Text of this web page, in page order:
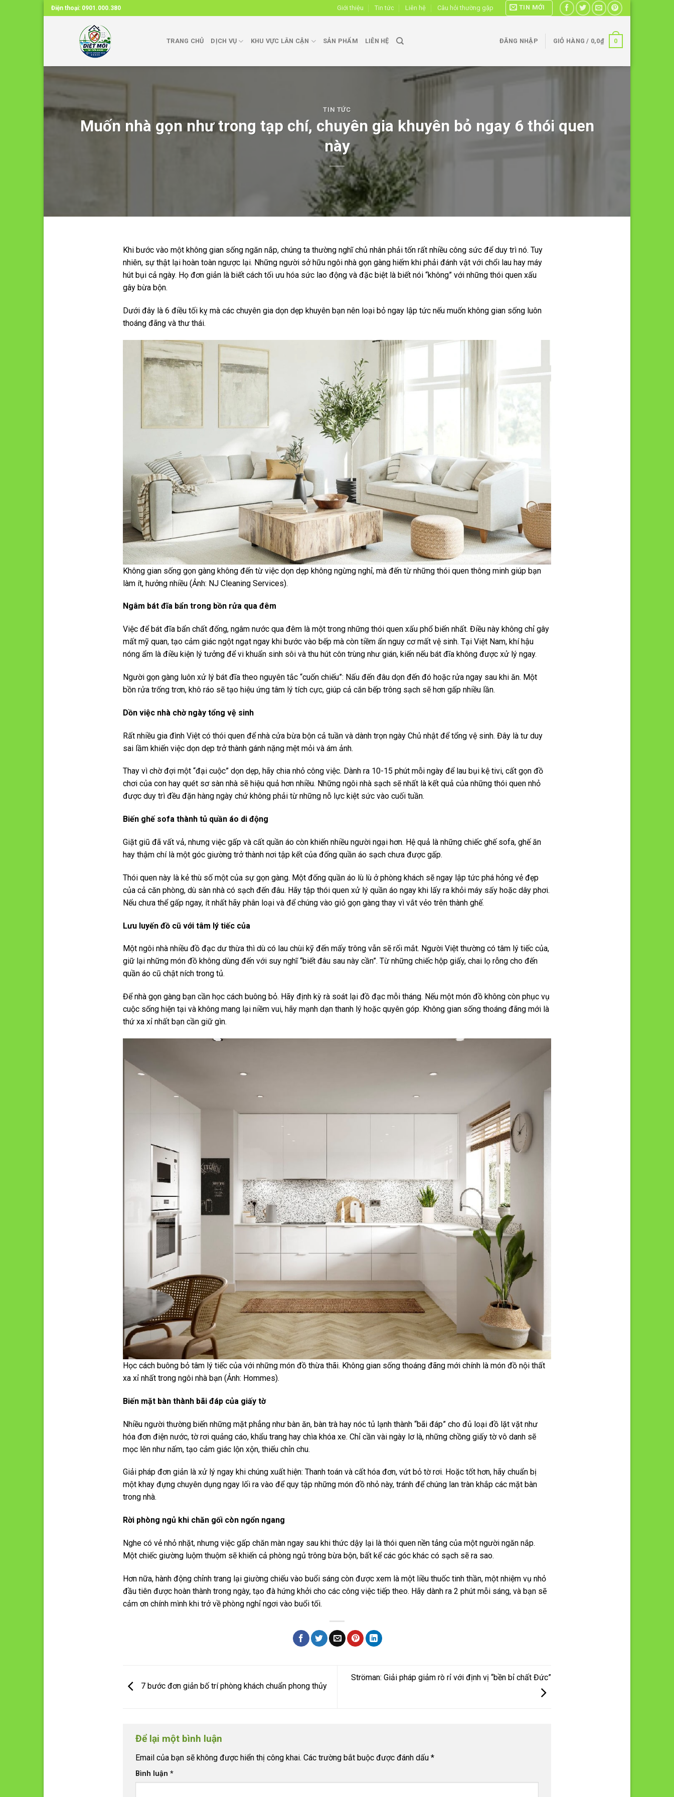
Skip
to
Điện thoại: 0901.000.380 Giới thiệu Tin tức Liên hệ Câu hỏi thường gặp TIN MỚI
TRANG CHỦ DỊCH VỤ KHU VỰC LÂN CẬN SẢN PHẨM LIÊN HỆ ĐĂNG NHẬP GIỎ HÀNG / 0,0₫ 0
TIN TỨC
Muốn nhà gọn như trong tạp chí, chuyên gia khuyên bỏ ngay 6 thói quen
này
Khi bước vào một không gian sống ngăn nắp, chúng ta thường nghĩ chủ nhân phải tốn rất nhiều công sức để duy trì nó. Tuy
nhiên, sự thật lại hoàn toàn ngược lại. Những người sở hữu ngôi nhà gọn gàng hiếm khi phải đánh vật với chổi lau hay máy
hút bụi cả ngày. Họ đơn giản là biết cách tối ưu hóa sức lao động và đặc biệt là biết nói “không” với những thói quen xấu
gây bừa bộn.
Dưới đây là 6 điều tối kỵ mà các chuyên gia dọn dẹp khuyên bạn nên loại bỏ ngay lập tức nếu muốn không gian sống luôn
thoáng đãng và thư thái.
Không gian sống gọn gàng không đến từ việc dọn dẹp không ngừng nghỉ, mà đến từ những thói quen thông minh giúp bạn
làm ít, hưởng nhiều (Ảnh: NJ Cleaning Services).
Ngâm bát đĩa bẩn trong bồn rửa qua đêm
Việc để bát đĩa bẩn chất đống, ngâm nước qua đêm là một trong những thói quen xấu phổ biến nhất. Điều này không chỉ gây
mất mỹ quan, tạo cảm giác ngột ngạt ngay khi bước vào bếp mà còn tiềm ẩn nguy cơ mất vệ sinh. Tại Việt Nam, khí hậu
nóng ẩm là điều kiện lý tưởng để vi khuẩn sinh sôi và thu hút côn trùng như gián, kiến nếu bát đĩa không được xử lý ngay.
Người gọn gàng luôn xử lý bát đĩa theo nguyên tắc “cuốn chiếu”: Nấu đến đâu dọn đến đó hoặc rửa ngay sau khi ăn. Một
bồn rửa trống trơn, khô ráo sẽ tạo hiệu ứng tâm lý tích cực, giúp cả căn bếp trông sạch sẽ hơn gấp nhiều lần.
Dồn việc nhà chờ ngày tổng vệ sinh
Rất nhiều gia đình Việt có thói quen để nhà cửa bừa bộn cả tuần và dành trọn ngày Chủ nhật để tổng vệ sinh. Đây là tư duy
sai lầm khiến việc dọn dẹp trở thành gánh nặng mệt mỏi và ám ảnh.
Thay vì chờ đợi một “đại cuộc” dọn dẹp, hãy chia nhỏ công việc. Dành ra 10-15 phút mỗi ngày để lau bụi kệ tivi, cất gọn đồ
chơi của con hay quét sơ sàn nhà sẽ hiệu quả hơn nhiều. Những ngôi nhà sạch sẽ nhất là kết quả của những thói quen nhỏ
được duy trì đều đặn hàng ngày chứ không phải từ những nỗ lực kiệt sức vào cuối tuần.
Biến ghế sofa thành tủ quần áo di động
Giặt giũ đã vất vả, nhưng việc gấp và cất quần áo còn khiến nhiều người ngại hơn. Hệ quả là những chiếc ghế sofa, ghế ăn
hay thậm chí là một góc giường trở thành nơi tập kết của đống quần áo sạch chưa được gấp.
Thói quen này là kẻ thù số một của sự gọn gàng. Một đống quần áo lù lù ở phòng khách sẽ ngay lập tức phá hỏng vẻ đẹp
của cả căn phòng, dù sàn nhà có sạch đến đâu. Hãy tập thói quen xử lý quần áo ngay khi lấy ra khỏi máy sấy hoặc dây phơi.
Nếu chưa thể gấp ngay, ít nhất hãy phân loại và để chúng vào giỏ gọn gàng thay vì vắt vẻo trên thành ghế.
Lưu luyến đồ cũ với tâm lý tiếc của
Một ngôi nhà nhiều đồ đạc dư thừa thì dù có lau chùi kỹ đến mấy trông vẫn sẽ rối mắt. Người Việt thường có tâm lý tiếc của,
giữ lại những món đồ không dùng đến với suy nghĩ “biết đâu sau này cần”. Từ những chiếc hộp giấy, chai lọ rỗng cho đến
quần áo cũ chật ních trong tủ.
Để nhà gọn gàng bạn cần học cách buông bỏ. Hãy định kỳ rà soát lại đồ đạc mỗi tháng. Nếu một món đồ không còn phục vụ
cuộc sống hiện tại và không mang lại niềm vui, hãy mạnh dạn thanh lý hoặc quyên góp. Không gian sống thoáng đãng mới là
thứ xa xỉ nhất bạn cần giữ gìn.
Học cách buông bỏ tâm lý tiếc của với những món đồ thừa thãi. Không gian sống thoáng đãng mới chính là món đồ nội thất
xa xỉ nhất trong ngôi nhà bạn (Ảnh: Hommes).
Biến mặt bàn thành bãi đáp của giấy tờ
Nhiều người thường biến những mặt phẳng như bàn ăn, bàn trà hay nóc tủ lạnh thành “bãi đáp” cho đủ loại đồ lặt vặt như
hóa đơn điện nước, tờ rơi quảng cáo, khẩu trang hay chìa khóa xe. Chỉ cần vài ngày lơ là, những chồng giấy tờ vô danh sẽ
mọc lên như nấm, tạo cảm giác lộn xộn, thiếu chỉn chu.
Giải pháp đơn giản là xử lý ngay khi chúng xuất hiện: Thanh toán và cất hóa đơn, vứt bỏ tờ rơi. Hoặc tốt hơn, hãy chuẩn bị
một khay đựng chuyên dụng ngay lối ra vào để quy tập những món đồ nhỏ này, tránh để chúng lan tràn khắp các mặt bàn
trong nhà.
Rời phòng ngủ khi chăn gối còn ngổn ngang
Nghe có vẻ nhỏ nhặt, nhưng việc gấp chăn màn ngay sau khi thức dậy lại là thói quen nền tảng của một người ngăn nắp.
Một chiếc giường luộm thuộm sẽ khiến cả phòng ngủ trông bừa bộn, bất kể các góc khác có sạch sẽ ra sao.
Hơn nữa, hành động chỉnh trang lại giường chiếu vào buổi sáng còn được xem là một liều thuốc tinh thần, một nhiệm vụ nhỏ
đầu tiên được hoàn thành trong ngày, tạo đà hứng khởi cho các công việc tiếp theo. Hãy dành ra 2 phút mỗi sáng, và bạn sẽ
cảm ơn chính mình khi trở về phòng nghỉ ngơi vào buổi tối.
7 bước đơn giản bố trí phòng khách chuẩn phong thủy
Ströman: Giải pháp giảm rò rỉ với định vị “bền bỉ chất Đức”
Để lại một bình luận
Email của bạn sẽ không được hiển thị công khai. Các trường bắt buộc được đánh dấu*
Bình luận*